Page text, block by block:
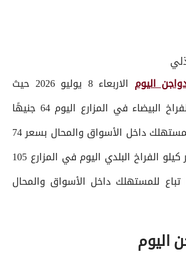
اليوم
الاربعاء 8 يوليو 2026 حيث
سجل سعر كيلو الفراخ البيضاء في المزارع اليوم 64 جنيهًا
للتجار، بينما تباع للمستهلك داخل الأسواق والمحال بسعر 74
جنيهًا، وسجل سعر كيلو الفراخ البلدي اليوم في المزارع 105
تباع للمستهلك داخل الأسواق والمحال
اليوم